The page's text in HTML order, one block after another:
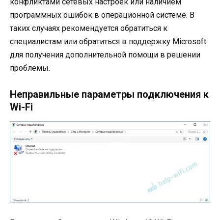
программных ошибок в операционной системе. В
таких случаях рекомендуется обратиться к
специалистам или обратиться в поддержку Microsoft
для получения дополнительной помощи в решении
проблемы.
Неправильные параметры подключения к
Wi-Fi